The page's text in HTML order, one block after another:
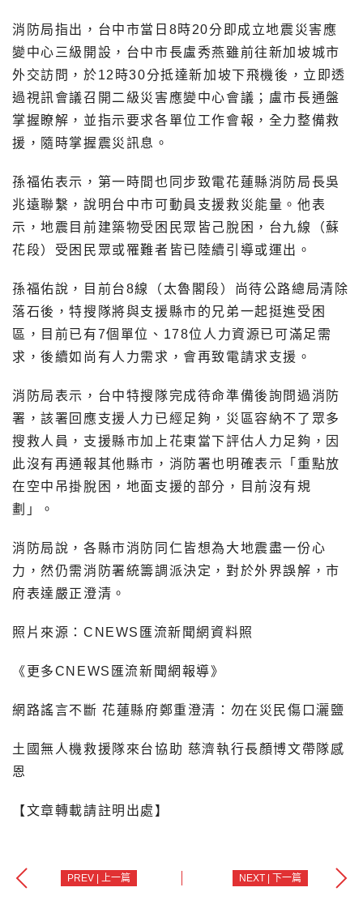
消防局指出，台中市當日8時20分即成立地震災害應
變中心三級開設，台中市長盧秀燕雖前往新加坡城市
外交訪問，於12時30分抵達新加坡下飛機後，立即透
過視訊會議召開二級災害應變中心會議；盧市長通盤
掌握瞭解，並指示要求各單位工作會報，全力整備救
援，隨時掌握震災訊息。
孫福佑表示，第一時間也同步致電花蓮縣消防局長吳
兆遠聯繫，說明台中市可動員支援救災能量。他表
示，地震目前建築物受困民眾皆己脫困，台九線（蘇
花段）受困民眾或罹難者皆已陸續引導或運出。
孫福佑說，目前台8線（太魯閣段）尚待公路總局清除
落石後，特搜隊將與支援縣市的兄弟一起挺進受困
區，目前已有7個單位、178位人力資源已可滿足需
求，後續如尚有人力需求，會再致電請求支援。
消防局表示，台中特搜隊完成待命準備後詢問過消防
署，該署回應支援人力已經足夠，災區容納不了眾多
搜救人員，支援縣市加上花東當下評估人力足夠，因
此沒有再通報其他縣市，消防署也明確表示「重點放
在空中吊掛脫困，地面支援的部分，目前沒有規
劃」。
消防局說，各縣市消防同仁皆想為大地震盡一份心
力，然仍需消防署統籌調派決定，對於外界誤解，市
府表達嚴正澄清。
照片來源：CNEWS匯流新聞網資料照
《更多CNEWS匯流新聞網報導》
網路謠言不斷 花蓮縣府鄭重澄清：勿在災民傷口灑鹽
土國無人機救援隊來台協助 慈濟執行長顏博文帶隊感
恩
【文章轉載請註明出處】
PREV | 上一篇 NEXT | 下一篇